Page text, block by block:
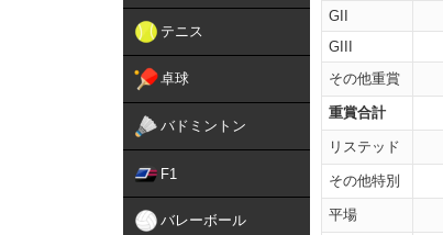
テニス
卓球
バドミントン
F1
バレーボール
GII
GIII
その他重賞
重賞合計
リステッド
その他特別
平場